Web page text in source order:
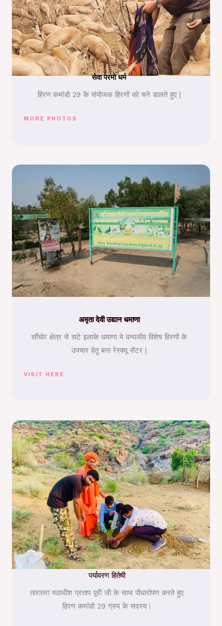
सेवा परमो धर्म
हिरण कमांडो 29 के संयोजक हिरणों को चने डालते हुए |
MORE PHOTOS
अमृता देवी उद्यान धमाणा
साँचोर क्षेत्र से सटे इलाके धमाणा मे वन्यजीव विशेष हिरणों के
उपचार हेतु बना रेस्क्यू सेंटर |
VISIT HERE
पर्यावरण हितेषी
तारातरा मठाधीश प्रताप पूरी जी के साथ पौधारोपण करते हुए
हिरण कमांडो 29 ग्रुप के सदस्य।